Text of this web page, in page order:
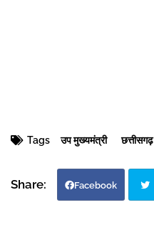
Tags उप मुख्यमंत्री छत्तीसगढ़
Facebook